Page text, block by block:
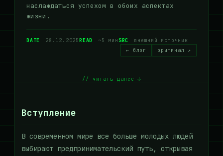
наслаждаться успехом в обоих аспектах
жизни.
DATE 28.12.2025READ ~5 минSRC
внешний источник
← блог
оригинал ↗
// читать далее ↓
Вступление
В современном мире все больше молодых людей
выбирают предпринимательский путь, открывая